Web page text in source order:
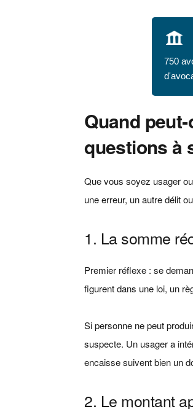
750
Quand
questions à
Que vous soyez usager
une erreur, un autre délit
1. La somme
Premier réflexe : se
figurent dans une loi, un
Si personne ne peut
suspecte. Un usager a
encaisse suivent bien un
2. Le montant